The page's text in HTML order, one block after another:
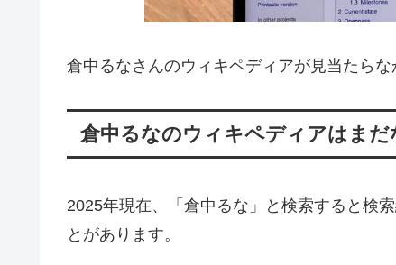
倉中るなさんのウィキペディアが見当たら
倉中るなのウィキペディアはまだ
2025年現在、「倉中るな」と検索すると検
とがあります。